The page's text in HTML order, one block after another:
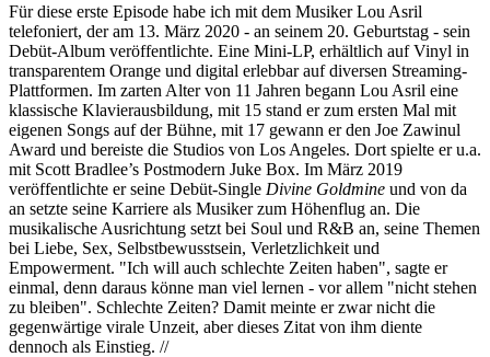
Für diese erste Episode habe ich mit dem Musiker Lou Asril
telefoniert, der am 13. März 2020 - an seinem 20. Geburtstag - sein
Debüt-Album veröffentlichte. Eine Mini-LP, erhältlich auf Vinyl in
transparentem Orange und digital erlebbar auf diversen Streaming-
Plattformen. Im zarten Alter von 11 Jahren begann Lou Asril eine
klassische Klavierausbildung, mit 15 stand er zum ersten Mal mit
eigenen Songs auf der Bühne, mit 17 gewann er den Joe Zawinul
Award und bereiste die Studios von Los Angeles. Dort spielte er u.a.
mit Scott Bradlee’s Postmodern Juke Box. Im März 2019
veröffentlichte er seine Debüt-Single Divine Goldmine und von da
an setzte seine Karriere als Musiker zum Höhenflug an. Die
musikalische Ausrichtung setzt bei Soul und R&B an, seine Themen
bei Liebe, Sex, Selbstbewusstsein, Verletzlichkeit und
Empowerment. "Ich will auch schlechte Zeiten haben", sagte er
einmal, denn daraus könne man viel lernen - vor allem "nicht stehen
zu bleiben". Schlechte Zeiten? Damit meinte er zwar nicht die
gegenwärtige virale Unzeit, aber dieses Zitat von ihm diente
dennoch als Einstieg. //